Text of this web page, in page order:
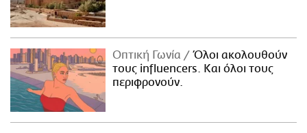
Οπτική Γωνία
Όλοι ακολουθούν
τους influencers. Και όλοι τους
περιφρονούν.